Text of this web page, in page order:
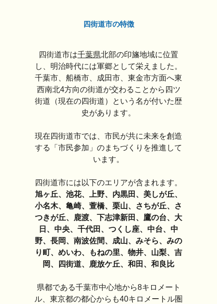
四街道市の特徴
四街道市は千葉県北部の印旛地域に位置
し、明治時代には軍郷として栄えました。
千葉市、船橋市、成田市、東金市方面へ東
西南北4方向の街道が交わることから四ツ
街道（現在の四街道）という名が付いた歴
史があります。
現在四街道市では、市民が共に未来を創造
する「市民参加」のまちづくりを推進して
います。
四街道市には以下のエリアが含まれます。
旭ヶ丘、池花、上野、内黒田、美しが丘、
小名木、亀崎、萱橋、栗山、さちが丘、さ
つきが丘、鹿渡、下志津新田、鷹の台、大
日、中央、千代田、つくし座、中台、中
野、長岡、南波佐間、成山、みそら、みの
り町、めいわ、もねの里、物井、山梨、吉
岡、四街道、鹿放ケ丘、和田、和良比
県都である千葉市中心地から8キロメート
ル、東京都の都心からも40キロメートル圏